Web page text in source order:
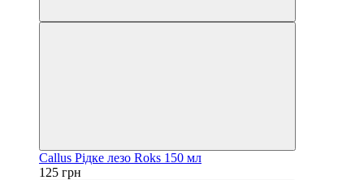
Callus Рідке лезо Roks 150 мл
125 грн